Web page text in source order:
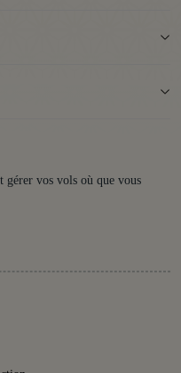
gérer vos vols où que vous